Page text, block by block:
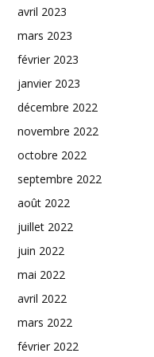
avril 2023
mars 2023
février 2023
janvier 2023
décembre 2022
novembre 2022
octobre 2022
septembre 2022
août 2022
juillet 2022
juin 2022
mai 2022
avril 2022
mars 2022
février 2022